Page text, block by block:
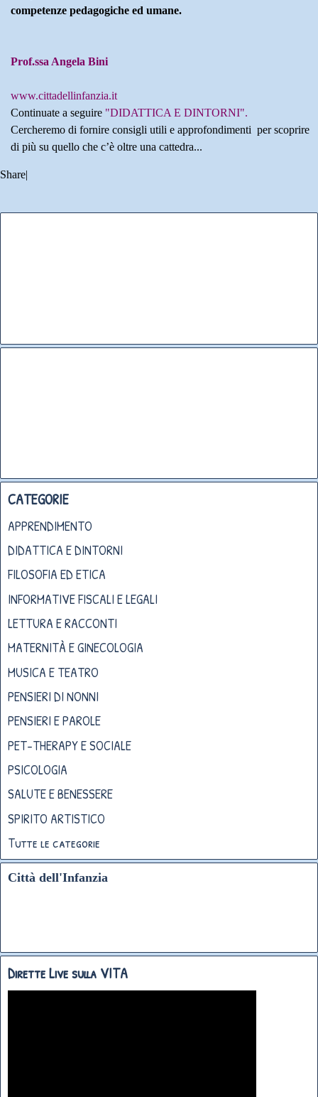
competenze pedagogiche ed umane.
Prof.ssa Angela Bini
www.cittadellinfanzia.it
Continuate a seguire "DIDATTICA E DINTORNI".
Cercheremo di fornire consigli utili e approfondimenti per scoprire
di più su quello che c’è oltre una cattedra...
Share|
CATEGORIE
APPRENDIMENTO
DIDATTICA E DINTORNI
FILOSOFIA ED ETICA
INFORMATIVE FISCALI E LEGALI
LETTURA E RACCONTI
MATERNITÀ E GINECOLOGIA
MUSICA E TEATRO
PENSIERI DI NONNI
PENSIERI E PAROLE
PET-THERAPY E SOCIALE
PSICOLOGIA
SALUTE E BENESSERE
SPIRITO ARTISTICO
Tutte le categorie
Città dell'Infanzia
Dirette Live sulla VITA